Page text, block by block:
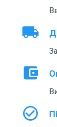
local_shipping
account_balance_wallet
check_circle_outline